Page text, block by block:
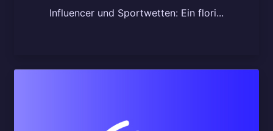
Influencer und Sportwetten: Ein flori...